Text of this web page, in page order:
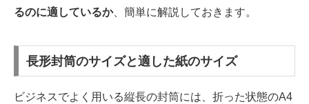
るのに適しているか、簡単に解説しておきます。
長形封筒のサイズと適した紙のサイズ
ビジネスでよく用いる縦長の封筒には、折った状態のA4